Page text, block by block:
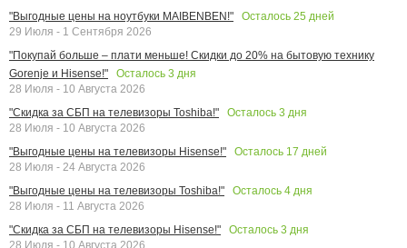
"Выгодные цены на ноутбуки MAIBENBEN!"
Осталось 25 дней
29 Июля - 1 Сентября 2026
"Покупай больше – плати меньше! Скидки до 20% на бытовую технику
Gorenje и Hisense!"
Осталось 3 дня
28 Июля - 10 Августа 2026
"Скидка за СБП на телевизоры Toshiba!"
Осталось 3 дня
28 Июля - 10 Августа 2026
"Выгодные цены на телевизоры Hisense!"
Осталось 17 дней
28 Июля - 24 Августа 2026
"Выгодные цены на телевизоры Toshiba!"
Осталось 4 дня
28 Июля - 11 Августа 2026
"Скидка за СБП на телевизоры Hisense!"
Осталось 3 дня
28 Июля - 10 Августа 2026